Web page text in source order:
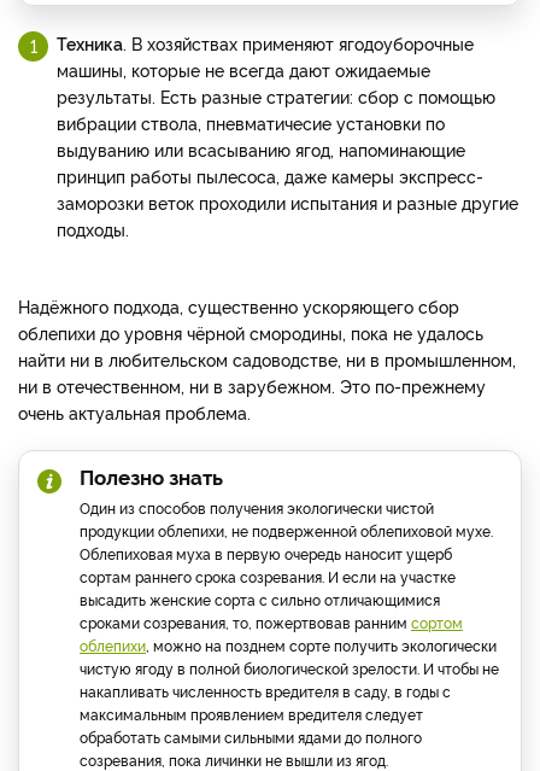
Техника. В хозяйствах применяют ягодоуборочные
машины, которые не всегда дают ожидаемые
результаты. Есть разные стратегии: сбор с помощью
вибрации ствола, пневматичесие установки по
выдуванию или всасыванию ягод, напоминающие
принцип работы пылесоса, даже камеры экспресс-
заморозки веток проходили испытания и разные другие
подходы.
Надёжного подхода, существенно ускоряющего сбор
облепихи до уровня чёрной смородины, пока не удалось
найти ни в любительском садоводстве, ни в промышленном,
ни в отечественном, ни в зарубежном. Это по-прежнему
очень актуальная проблема.
Полезно знать
Один из способов получения экологически чистой
продукции облепихи, не подверженной облепиховой мухе.
Облепиховая муха в первую очередь наносит ущерб
сортам раннего срока созревания. И если на участке
высадить женские сорта с сильно отличающимися
сроками созревания, то, пожертвовав ранним сортом
облепихи , можно на позднем сорте получить экологически
чистую ягоду в полной биологической зрелости. И чтобы не
накапливать численность вредителя в саду, в годы с
максимальным проявлением вредителя следует
обработать самыми сильными ядами до полного
созревания, пока личинки не вышли из ягод.